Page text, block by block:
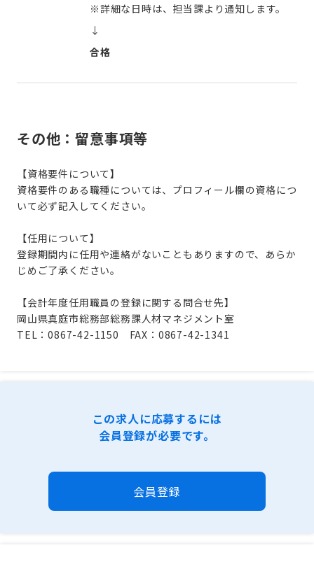
※詳細な日時は、担当課より通知します。
↓
合格
その他：留意事項等
【資格要件について】
資格要件のある職種については、プロフィール欄の資格につ
いて必ず記入してください。
【任用について】
登録期間内に任用や連絡がないこともありますので、あらか
じめご了承ください。
【会計年度任用職員の登録に関する問合せ先】
岡山県真庭市総務部総務課人材マネジメント室
TEL：0867-42-1150 FAX：0867-42-1341
この求人に応募するには
会員登録が必要です。
会員登録